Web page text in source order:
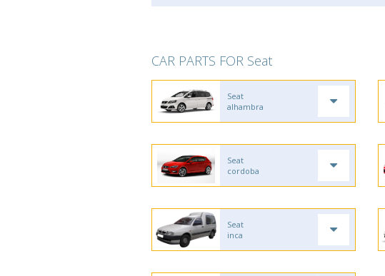
CAR PARTS FOR Seat
Seat
alhambra
Seat
cordoba
Seat
inca